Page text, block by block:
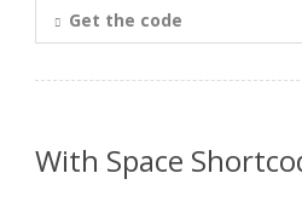
Get the code
With Space